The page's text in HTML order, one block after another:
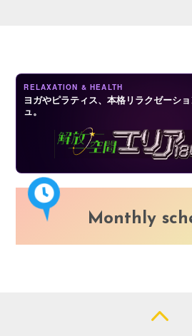
RELAXATION & HEALTH
ヨガやピラティス、本格リラクゼーシ
ュ。
Monthly